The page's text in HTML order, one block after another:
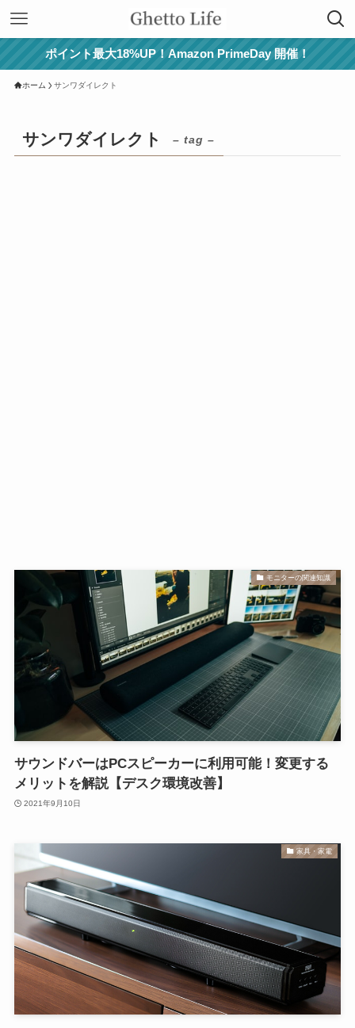
ポイント最大18%UP！Amazon PrimeDay 開催！
ホーム サンワダイレクト
サンワダイレクト – tag –
モニターの関連知識
サウンドバーはPCスピーカーに利用可能！変更する
メリットを解説【デスク環境改善】
2021年9月10日
家具・家電